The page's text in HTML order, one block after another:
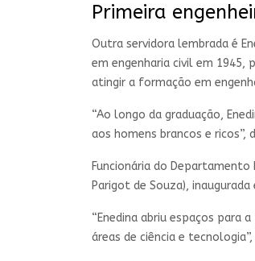
Primeira
Outra servidora lembrada é
em engenharia civil em 1945,
atingir a formação em
“Ao longo da graduação,
aos homens brancos e ricos”,
Funcionária do Departamento
Parigot de Souza),
“Enedina abriu espaços para
áreas de ciência e